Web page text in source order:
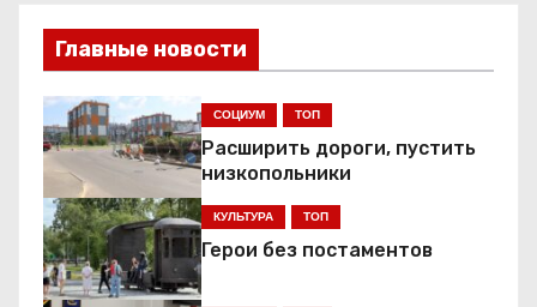
и
г
а
ц
и
я
Главные новости
СОЦИУМ ТОП
Расширить дороги, пустить
низкопольники
КУЛЬТУРА ТОП
Герои без постаментов